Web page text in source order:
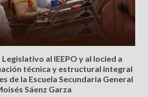
al IEEPO y al Iocied a
técnica y estructural integral
de la Escuela Secundaria General
Sáenz Garza